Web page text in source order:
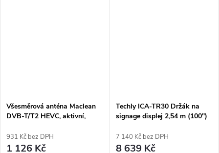
Všesměrová anténa Maclean
DVB-T/T2 HEVC, aktivní,
kabelu, MCTV-104
931 Kč bez DPH
1 126 Kč
Techly ICA-TR30 Držák na
signage displej 2,54 m (100")
7 140 Kč bez DPH
8 639 Kč